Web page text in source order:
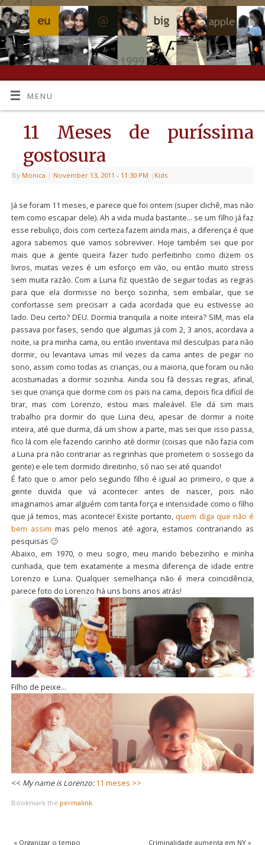
MENU
11 Meses de puríssima
gostosura
By Monica | November 13, 2011 - 11:30 PM | Kids
Já se foram 11 meses, e parece que foi ontem (super clichê, mas não
tem como escapar dele). Ah a vida muda bastante… se um filho já faz
esse rebuliço, dois com certeza fazem ainda mais, a diferença é que
agora sabemos que vamos sobreviver. Hoje também sei que por
mais que a gente queira fazer tudo perfeitinho como dizem os
livros, muitas vezes é um esforço em vão, ou então muito stress
sem muita razão. Com a Luna fiz questão de seguir todas as regras
para que ela dormisse no berço sozinha, sem embalar, que se
confortasse sem precisarr a cada acordada que eu estivesse ao
lado. Deu certo? DEU. Dormia tranquila a noite inteira? SIM, mas ela
passava por fases, sendo que algumas já com 2, 3 anos, acordava a
noite, ia pra minha cama, ou então inventava mil desculpas para não
dormir, ou levantava umas mil vezes da cama antes de pegar no
sono, assim como todas as crianças, ou a maioria, que foram ou não
acostumadas a dormir sozinha. Ainda sou fã dessas regras, afinal,
sei que criança que dorme com os pais na cama, depois fica difícil de
tirar, mas com Lorenzo, estou mais maleável. Ele dá sim mais
trabalho pra dormir do que Luna deu, apesar de dormir a noite
inteira, até que durma, dá um show a parte, mas sei que isso passa,
fico lá com ele fazendo carinho até dormir (coisas que não fazia com
a Luna pra não contrariar as regrinhas que prometem o sossego da
gente) e ele tem dormido direitinho, só nao sei até quando!
É fato que o amor pelo segundo filho é igual ao primeiro, o que a
gente duvida que vá acontecer antes de nascer, pois não
imaginamos amar alguém com tanta força e intensidade como o filho
que já temos, mas acontece! Existe portanto,quem diga que não é
bem assim mas pelo menos até agora, estamos contrariando as
pesquisas 🙂
Abaixo, em 1970, o meu sogro, meu marido bebezinho e minha
cunhada, que tem exatamente a mesma diferença de idade entre
Lorenzo e Luna. Qualquer semelhança não é mera coincidência,
parece foto do Lorenzo há uns bons anos atrás!
Filho de peixe…
<< My name is Lorenzo:11 meses >>
Bookmark the permalink.
«Organizar o tempo Criminalidade aumenta em NY»